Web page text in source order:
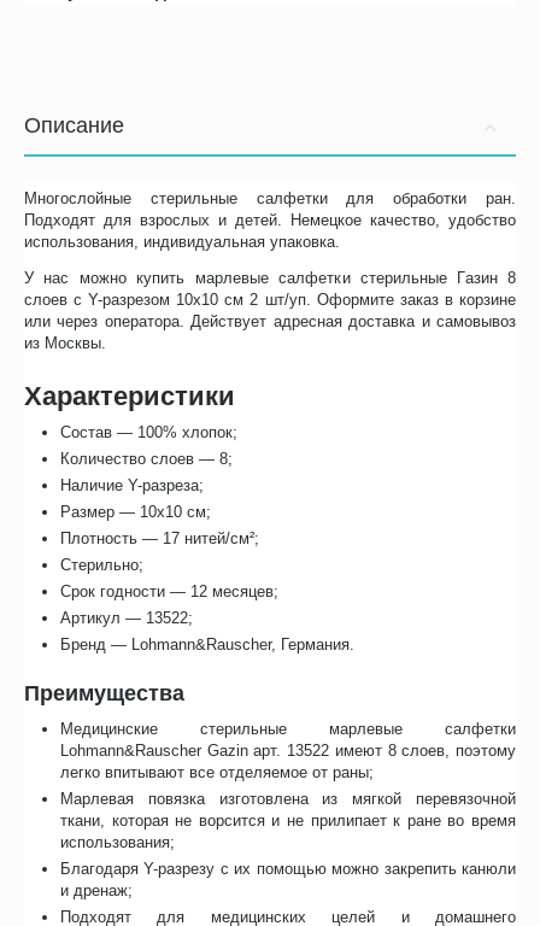
Описание
Многослойные стерильные салфетки для обработки ран.
Подходят для взрослых и детей. Немецкое качество, удобство
использования, индивидуальная упаковка.
У нас можно купить марлевые салфетки стерильные Газин 8
слоев с Y-разрезом 10х10 см 2 шт/уп. Оформите заказ в корзине
или через оператора. Действует адресная доставка и самовывоз
из Москвы.
Характеристики
Состав — 100% хлопок;
Количество слоев — 8;
Наличие Y-разреза;
Размер — 10х10 см;
Плотность — 17 нитей/см²;
Стерильно;
Срок годности — 12 месяцев;
Артикул — 13522;
Бренд — Lohmann&Rauscher, Германия.
Преимущества
Медицинские стерильные марлевые салфетки
Lohmann&Rauscher Gazin арт. 13522 имеют 8 слоев, поэтому
легко впитывают все отделяемое от раны;
Марлевая повязка изготовлена из мягкой перевязочной
ткани, которая не ворсится и не прилипает к ране во время
использования;
Благодаря Y-разрезу с их помощью можно закрепить канюли
и дренаж;
Подходят для медицинских целей и домашнего